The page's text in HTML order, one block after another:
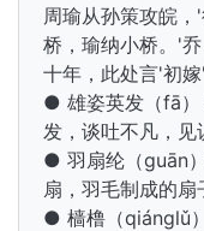
周瑜从孙策攻皖
桥，瑜纳小桥。'
十年，此处言'初
● 雄姿英发（fā）
发，谈吐不凡，见
● 羽扇纶（guān
扇，羽毛制成的扇
● 樯橹（qiánglǔ